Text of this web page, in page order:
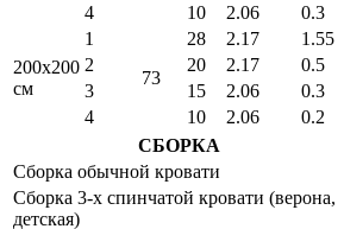
4
10 2.06 0.3
200x200
см
1
73
28 2.17 1.55
2 20 2.17 0.5
3
15 2.06 0.3
4
10 2.06 0.2
СБОРКА
Сборка обычной кровати
Сборка 3-х спинчатой кровати (верона,
детская)